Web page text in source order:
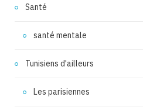
Santé
santé mentale
Tunisiens d'ailleurs
Les parisiennes